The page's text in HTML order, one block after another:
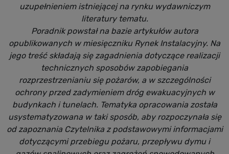
uzupełnieniem istniejącej na rynku wydawniczym
literatury tematu.
Poradnik powstał na bazie artykułów autora
opublikowanych w miesięczniku Rynek Instalacyjny. Na
jego treść składają się zagadnienia dotyczące realizacji
technicznych sposobów zapobiegania
rozprzestrzenianiu się pożarów, a w szczególności
ochrony przed zadymieniem dróg ewakuacyjnych w
budynkach i tunelach. Tematyka opracowania została
usystematyzowana w taki sposób, aby rozpoczynała się
od zapoznania Czytelnika z podstawowymi informacjami
dotyczącymi przebiegu pożaru, przepływu dymu i